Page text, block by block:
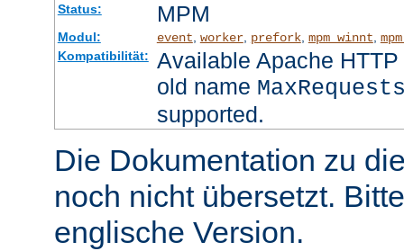
Status: MPM
Modul: event worker, prefork, mpm_winnt
Kompatibilität:
Available Apache
old name
supported.
Die Dokumentation zu
noch nicht übersetzt.
englische Version.